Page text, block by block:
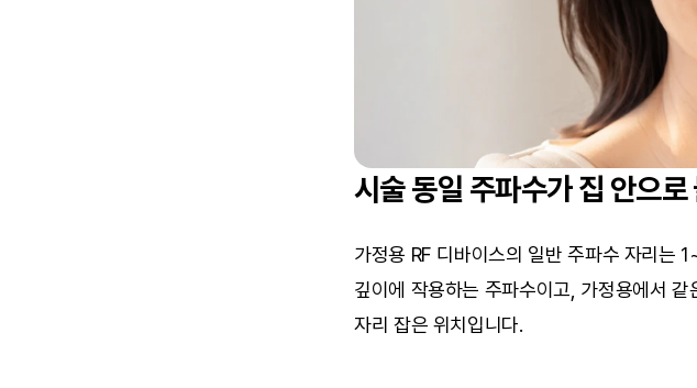
시술 동일 주파수가 집 안으로
가정용 RF 디바이스의 일반 주파수 자리는
깊이에 작용하는 주파수이고, 가정용에서
자리 잡은 위치입니다.